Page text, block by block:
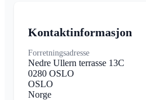
Kontaktinformasjon
Forretningsadresse
Nedre Ullern terrasse 13C
0280 OSLO
OSLO
Norge